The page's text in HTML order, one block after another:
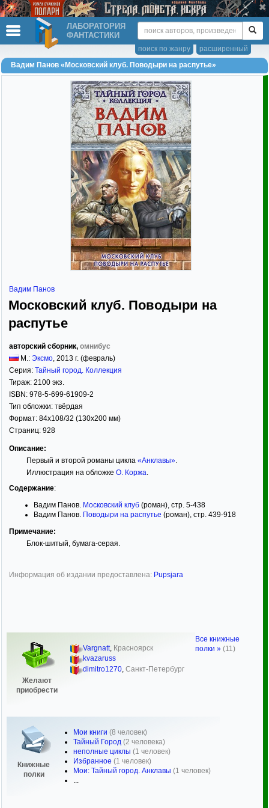
ЛАБОРАТОРИЯ
ФАНТАСТИКИ
расширенный
поиск по жанру
Вадим Панов «Московский клуб. Поводыри на распутье»
Вадим Панов
Московский клуб. Поводыри на
распутье
авторский сборник, омнибус
М.: Эксмо, 2013 г. (февраль)
Серия: Тайный город. Коллекция
Тираж: 2100 экз.
ISBN: 978-5-699-61909-2
Тип обложки: твёрдая
Формат: 84x108/32 (130x200 мм)
Страниц: 928
Описание:
Первый и второй романы цикла «Анклавы».
Иллюстрация на обложке О. Коржа.
Содержание:
Вадим Панов. Московский клуб (роман), стр. 5-438
Вадим Панов. Поводыри на распутье (роман), стр. 439-918
Примечание:
Блок-шитый, бумага-серая.
Информация об издании предоставлена: Pupsjara
Желают
приобрести
Vargnatt, Красноярск
kvazaruss
dimitro1270 Санкт-Петербург
Книжные
полки
Мои книги (8 человек)
Тайный Город (2 человека)
неполные циклы (1 человек)
Избранное (1 человек)
Мои: Тайный город. Анклавы (1 человек)
...
Все книжные
полки » (11)